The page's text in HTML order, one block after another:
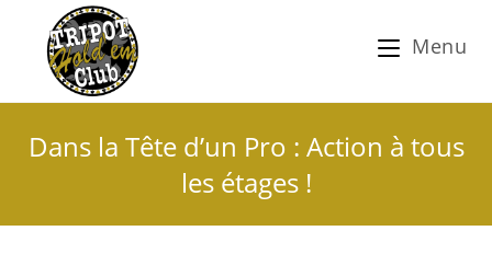
Menu
Dans la Tête d’un Pro : Action à tous
les étages !